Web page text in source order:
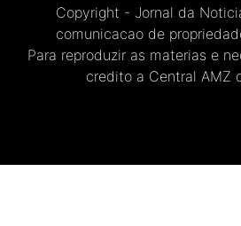
Copyright - Jornal da
comunicacao de
Para reproduzir as materias e
credito a Central AMZ